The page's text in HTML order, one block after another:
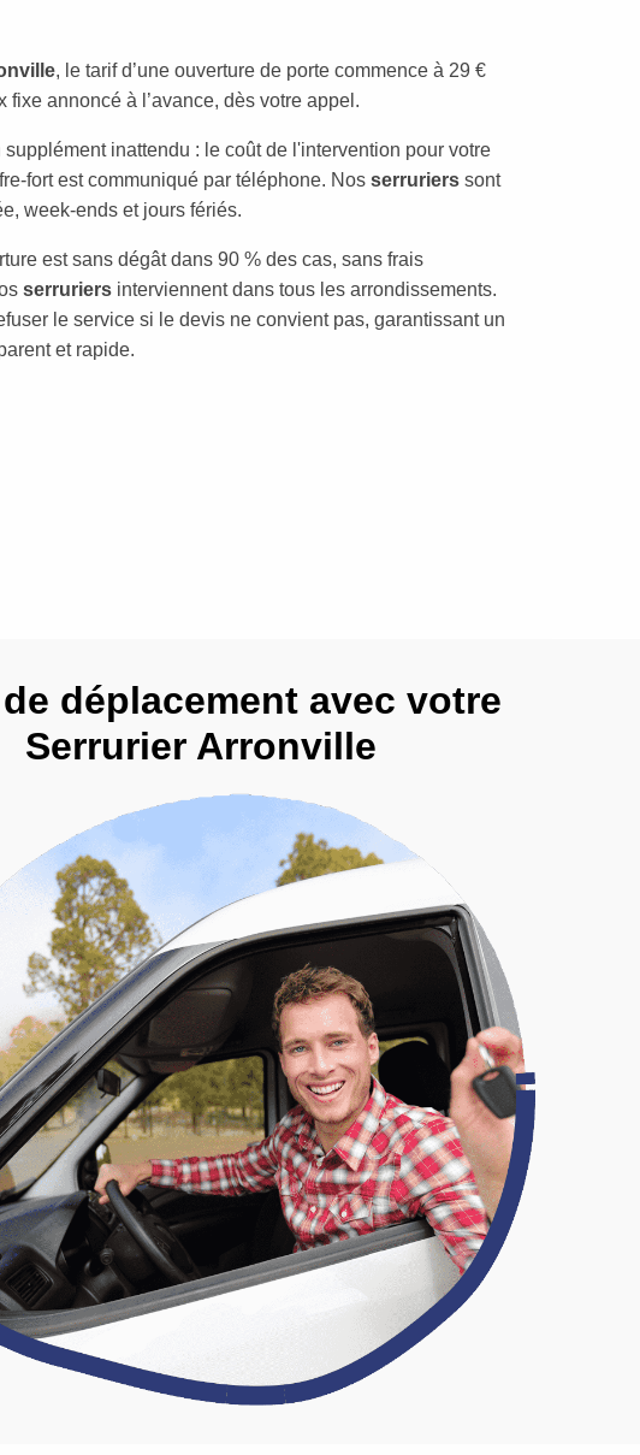
, le tarif d’une ouverture de porte commence à 29 €
fixe annoncé à l’avance, dès votre appel.
supplément inattendu : le coût de l'intervention pour votre
fort est communiqué par téléphone. Nos serruriers sont
week-ends et jours fériés.
est sans dégât dans 90 % des cas, sans frais
serruriers interviennent dans tous les arrondissements.
le service si le devis ne convient pas, garantissant un
et rapide.
déplacement avec votre
Serrurier Arronville